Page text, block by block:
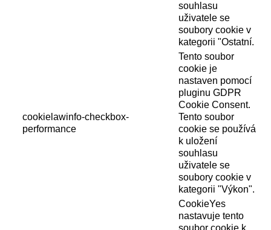
souhlasu
uživatele se
soubory cookie v
kategorii "Ostatní.
cookielawinfo-checkbox-
performance
Tento soubor
cookie je
nastaven pomocí
pluginu GDPR
Cookie Consent.
Tento soubor
cookie se používá
k uložení
souhlasu
uživatele se
soubory cookie v
kategorii "Výkon".
CookieYes
nastavuje tento